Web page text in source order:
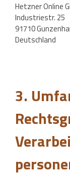
Hetzner Online
Industriestr. 25
91710
Deutschland
3.